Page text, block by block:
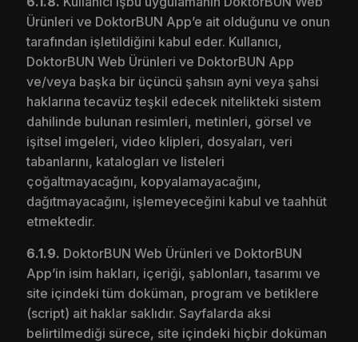
Ürünleri ve DoktorBUN App’e ait olduğunu ve onun
tarafından işletildiğini kabul eder. Kullanıcı,
DoktorBUN Web Ürünleri ve DoktorBUN App
ve/veya başka bir üçüncü şahsın ayni veya şahsi
haklarına tecavüz teşkil edecek nitelikteki sistem
dahilinde bulunan resimleri, metinleri, görsel ve
işitsel imgeleri, video klipleri, dosyaları, veri
tabanlarını, katalogları ve listeleri
çoğaltmayacağını, kopyalamayacağını,
dağıtmayacağını, işlemeyeceğini kabul ve taahhüt
etmektedir.
6.1.9. DoktorBUN Web Ürünleri ve DoktorBUN
App’in isim hakları, içeriği, şablonları, tasarımı ve
site içindeki tüm doküman, program ve betiklere
(script) ait haklar saklıdır. Sayfalarda aksi
belirtilmediği sürece, site içindeki hiçbir doküman